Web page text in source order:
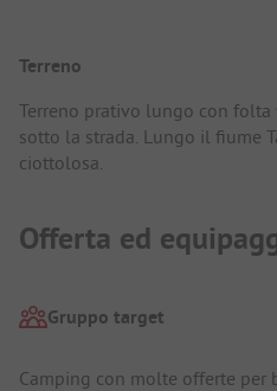
Terreno
Terreno prativo lungo con folta
sotto la strada. Lungo il fiume
ciottolosa.
Offerta ed
Gruppo target
Camping con molte offerte per